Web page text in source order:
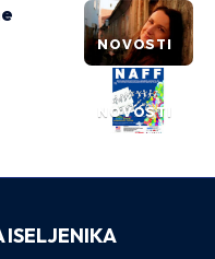
NOVOSTI
NOVOSTI
ISELJENIKA